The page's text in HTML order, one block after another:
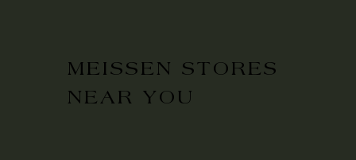
MEISSEN STORES
NEAR YOU